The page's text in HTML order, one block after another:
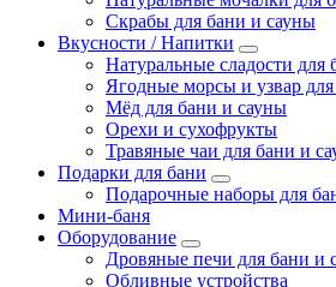
Скрабы для бани и сауны
Вкусности / Напитки
Натуральные сладости для
Ягодные морсы и узвар
Мёд для бани и сауны
Орехи и сухофрукты
Травяные чаи для бани и
Подарки для бани
Подарочные наборы для
Мини-баня
Оборудование
Дровяные печи для бани и
Обливные устройства